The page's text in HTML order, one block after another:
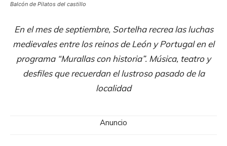
Balcón de Pilatos del castillo
En el mes de septiembre, Sortelha recrea las luchas
medievales entre los reinos de León y Portugal en el
programa “Murallas con historia”. Música, teatro y
desfiles que recuerdan el lustroso pasado de la
localidad
Anuncio